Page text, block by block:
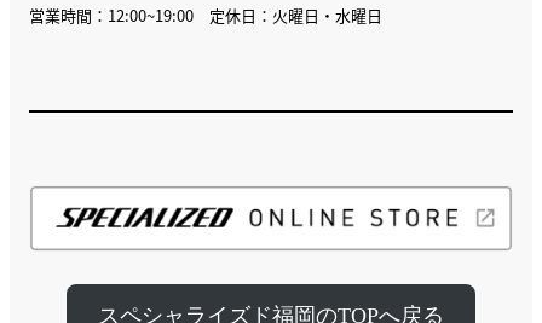
営業時間：12:00~19:00 定休日：火曜日・水曜日
スペシャライズド福岡のTOPへ戻る